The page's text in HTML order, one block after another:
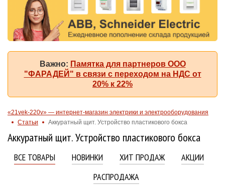
Важно: Памятка для партнеров ООО
"ФАРАДЕЙ" в связи с переходом на НДС от
20% к 22%
«21vek-220v» — интернет-магазин электрики и электрооборудования
Статьи
Аккуратный щит. Устройство пластикового бокса
Аккуратный щит. Устройство пластикового бокса
ВСЕ ТОВАРЫ НОВИНКИ ХИТ ПРОДАЖ
АКЦИИ
РАСПРОДАЖА